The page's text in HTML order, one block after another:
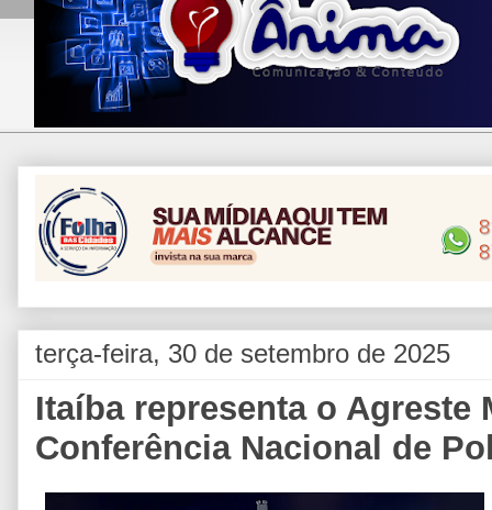
terça-feira, 30 de setembro de 2025
Itaíba representa o Agreste
Conferência Nacional de